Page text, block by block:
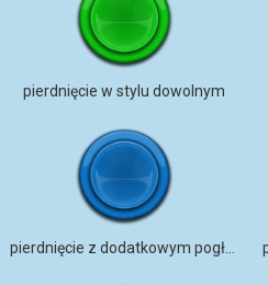
pierdnięcie w stylu dowolnym
pierdnięcie z dodatkowym pogłosem